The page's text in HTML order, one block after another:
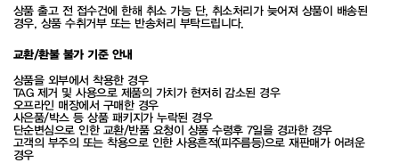
상품 출고 전 접수건에 한해 취소 가능 단, 취소처리가 늦어져 상품이 배송된
경우, 상품 수취거부 또는 반송처리 부탁드립니다.
교환/환불 불가 기준 안내
상품을 외부에서 착용한 경우
TAG 제거 및 사용으로 제품의 가치가 현저히 감소된 경우
오프라인 매장에서 구매한 경우
사은품/박스 등 상품 패키지가 누락된 경우
단순변심으로 인한 교환/반품 요청이 상품 수령후 7일을 경과한 경우
고객의 부주의 또는 착용으로 인한 사용흔적(피주름등)으로 재판매가 어려운
경우